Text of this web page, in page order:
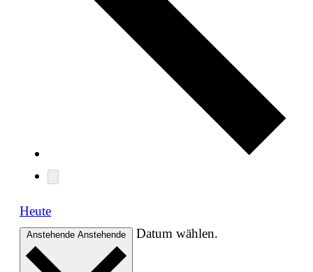
Heute
Anstehende Anstehende Datum wählen.